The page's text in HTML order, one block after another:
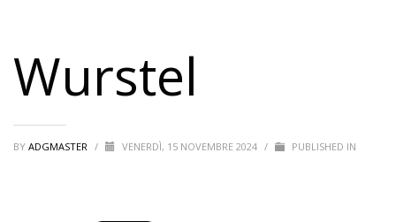
Wurstel
BY ADGMASTER / VENERDÌ, 15 NOVEMBRE 2024 / PUBLISHED IN